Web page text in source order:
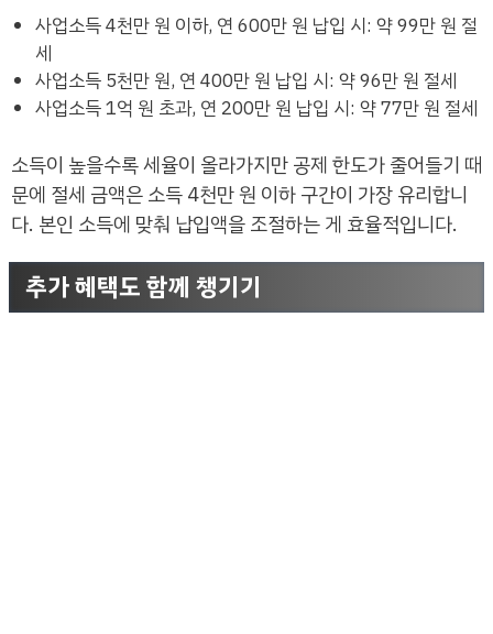
사업소득 4천만 원 이하, 연 600만 원 납입 시: 약 99만 원 절
세
사업소득 5천만 원, 연 400만 원 납입 시: 약 96만 원 절세
사업소득 1억 원 초과, 연 200만 원 납입 시: 약 77만 원 절세
소득이 높을수록 세율이 올라가지만 공제 한도가 줄어들기 때
문에 절세 금액은 소득 4천만 원 이하 구간이 가장 유리합니
다. 본인 소득에 맞춰 납입액을 조절하는 게 효율적입니다.
추가 혜택도 함께 챙기기